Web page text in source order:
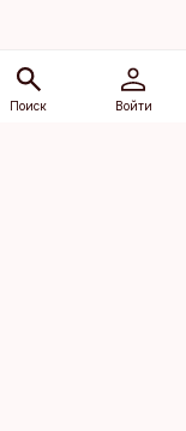
Поиск Войти